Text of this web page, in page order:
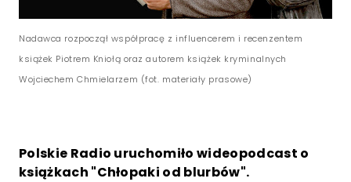
Nadawca rozpoczął współpracę z influencerem i recenzentem
książek Piotrem Kniołą oraz autorem książek kryminalnych
Wojciechem Chmielarzem (fot. materiały prasowe)
Polskie Radio uruchomiło wideopodcast o
książkach "Chłopaki od blurbów".